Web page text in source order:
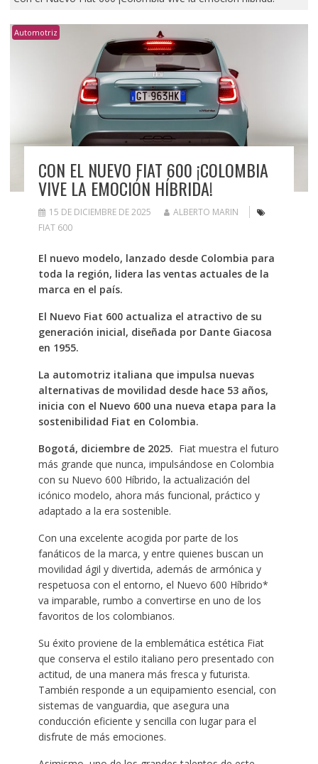
Automotriz
CON EL NUEVO FIAT 600 ¡COLOMBIA
VIVE LA EMOCIÓN HÍBRIDA!
15 DE DICIEMBRE DE 2025
ALBERTO MARIN
FIAT 600
El nuevo modelo, lanzado desde Colombia para
toda la región, lidera las ventas actuales de la
marca en el país.
El Nuevo Fiat 600 actualiza el atractivo de su
generación inicial, diseñada por Dante Giacosa
en 1955.
La automotriz italiana que impulsa nuevas
alternativas de movilidad desde hace 53 años,
inicia con el Nuevo 600 una nueva etapa para la
sostenibilidad Fiat en Colombia.
Bogotá, diciembre de 2025. Fiat muestra el futuro
más grande que nunca, impulsándose en Colombia
con su Nuevo 600 Híbrido, la actualización del
icónico modelo, ahora más funcional, práctico y
adaptado a la era sostenible.
Con una excelente acogida por parte de los
fanáticos de la marca, y entre quienes buscan un
movilidad ágil y divertida, además de armónica y
respetuosa con el entorno, el Nuevo 600 Híbrido*
va imparable, rumbo a convertirse en uno de los
favoritos de los colombianos.
Su éxito proviene de la emblemática estética Fiat
que conserva el estilo italiano pero presentado con
actitud, de una manera más fresca y futurista.
También responde a un equipamiento esencial, con
sistemas de vanguardia, que asegura una
conducción eficiente y sencilla con lugar para el
disfrute de más emociones.